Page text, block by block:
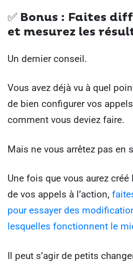
✅ Bonus : Faites
et mesurez les
Un dernier conseil.
Vous avez déjà vu à quel
de bien configurer vos
comment vous deviez faire.
Mais ne vous arrêtez pas en
Une fois que vous aurez
de vos appels à l’action,
pour essayer des
lesquelles fonctionnent le
Il peut s’agir de petits